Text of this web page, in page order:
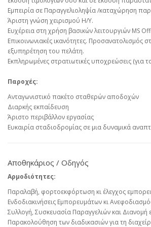
Εμπειρία σε Παραγγελιοληψία /καταχώρηση
Άριστη γνώση χειρισμού Η/Υ.
Ευχέρεια στη χρήση βασικών λειτουργιών MS
Επικοινωνιακές ικανότητες. Προσανατολισμός
εξυπηρέτηση του πελάτη.
Εκπληρωμένες στρατιωτικές υποχρεώσεις (για
Παροχές:
Ανταγωνιστικό πακέτο σταθερών αποδοχών
Διαρκής εκπαίδευση
Άριστο περιβάλλον εργασίας
Ευκαιρία σταδιοδρομίας σε μια δυναμικά
Αποθηκάριος / Οδηγός
Αρμοδιότητες:
Παραλαβή, φορτοεκφόρτωση κι έλεγχος
Ενδοδιακινήσεις Εμπορευμάτων κι
Συλλογή, Συσκευασία Παραγγελιών και Διανομή
Παρακολούθηση των διαδικασιών για τη